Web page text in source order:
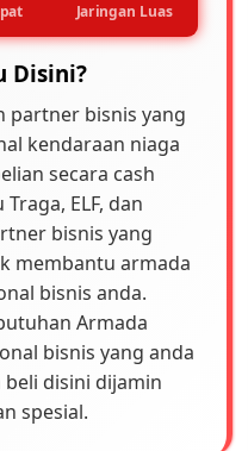
Jaringan Luas
Disini?
partner bisnis yang
kendaraan niaga
secara cash
ELF, dan
bisnis yang
membantu armada
bisnis anda.
Armada
bisnis yang anda
disini dijamin
spesial.